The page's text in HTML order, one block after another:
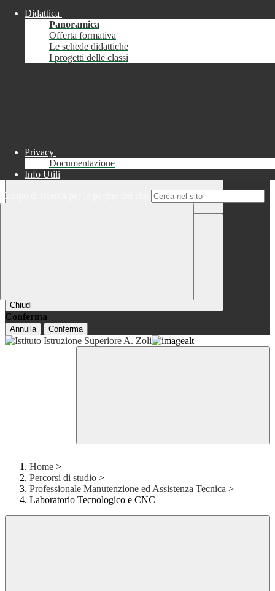
Chiudi
Informazione
Chiudi
Conferma
Annulla Conferma
Didattica
Panoramica
Offerta formativa
Le schede didattiche
I progetti delle classi
Privacy
Documentazione
Info Utili
Campo di ricerca per le pagine del sito
Home >
Percorsi di studio >
Professionale Manutenzione ed Assistenza Tecnica >
Laboratorio Tecnologico e CNC